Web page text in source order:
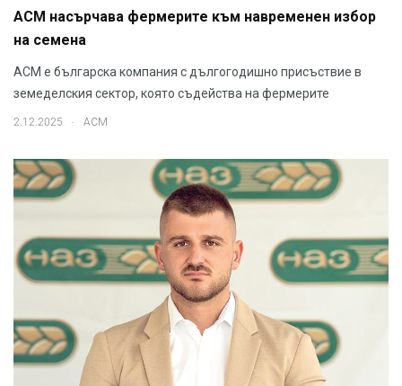
АСМ насърчава фермерите към навременен избор
на семена
АСМ е българска компания с дългогодишно присъствие в
земеделския сектор, която съдейства на фермерите
2.12.2025 . АСМ